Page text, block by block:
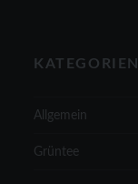
KATEGORIEN
Allgemein
Grüntee